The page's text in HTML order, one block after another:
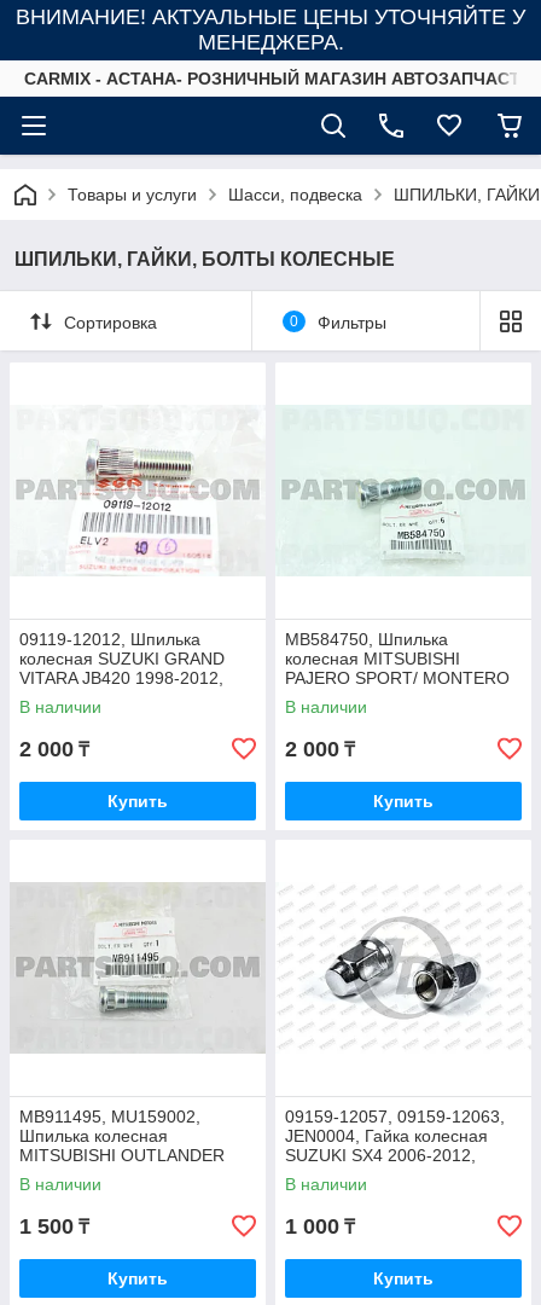
ВНИМАНИЕ! АКТУАЛЬНЫЕ ЦЕНЫ УТОЧНЯЙТЕ У
МЕНЕДЖЕРА.
СARMIX - АСТАНА- РОЗНИЧНЫЙ МАГАЗИН
Товары и услуги Шасси, подвеска ШПИЛЬКИ,
ШПИЛЬКИ, ГАЙКИ, БОЛТЫ КОЛЕСНЫЕ
Сортировка 0 Фильтры
09119-12012, Шпилька
колесная SUZUKI GRAND
VITARA JB420 1998-2012,
JAPAN
В наличии
2 000 ₸
Купить
MB584750, Шпилька
колесная MITSUBISHI
PAJERO SPORT/ MONTERO
V93W, KH6W, KH8W, L200
KL1T, JAPAN
В наличии
2 000 ₸
Купить
MB911495, MU159002,
Шпилька колесная
MITSUBISHI OUTLANDER
CU4W, CU5W, CW5W, CW6W,
GF3W, 2002-2017, LANCER
В наличии
1 500 ₸
Купить
09159-12057, 09159-12063,
JEN0004, Гайка колесная
SUZUKI SX4 2006-2012,
GRAND VITARA, JUST DRIVE
В наличии
1 000 ₸
Купить